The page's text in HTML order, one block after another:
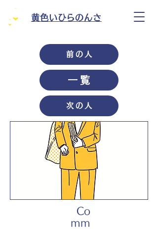
黄色いひらのんさ
前の人
一覧
次の人
Co
mm